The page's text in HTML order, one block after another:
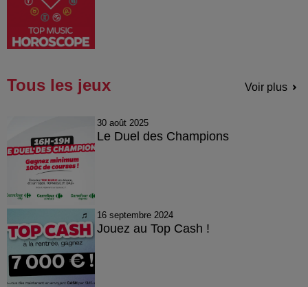
Tous les jeux Voir plus
30 août 2025
Le Duel des Champions
16 septembre 2024
Jouez au Top Cash !